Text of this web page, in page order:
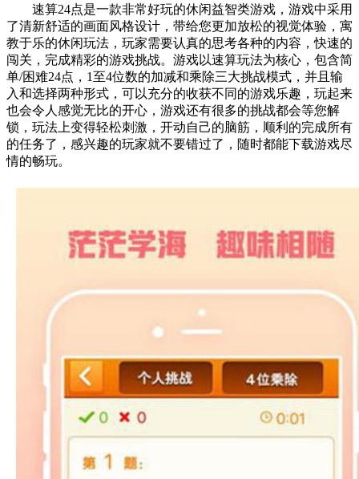
速算24点是一款非常好玩的休闲益智类游戏，游戏中采用
了清新舒适的画面风格设计，带给您更加放松的视觉体验，寓
教于乐的休闲玩法，玩家需要认真的思考各种的内容，快速的
闯关，完成精彩的游戏挑战。游戏以速算玩法为核心，包含简
单/困难24点，1至4位数的加减和乘除三大挑战模式，并且输
入和选择两种形式，可以充分的收获不同的游戏乐趣，玩起来
也会令人感觉无比的开心，游戏还有很多的挑战都会等您解
锁，玩法上变得轻松刺激，开动自己的脑筋，顺利的完成所有
的任务了，感兴趣的玩家就不要错过了，随时都能下载游戏尽
情的畅玩。